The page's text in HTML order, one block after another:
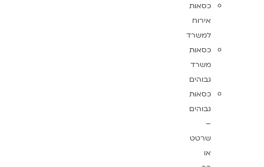
כסאות
אירוח
למשרד
כסאות
משרד
גבוהים
כסאות
גבוהים
–
שרטט
או